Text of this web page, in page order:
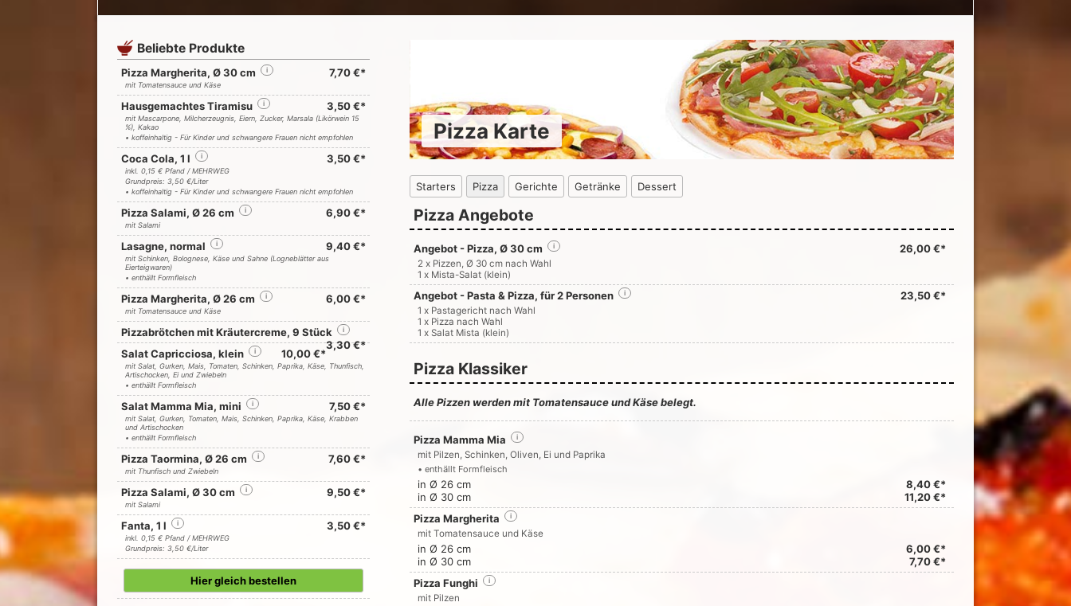
Beliebte Produkte
Pizza Margherita, Ø 30 cm i 7,70 €*
mit Tomatensauce und Käse
Hausgemachtes Tiramisu i 3,50 €*
mit Mascarpone, Milcherzeugnis, Eiern, Zucker, Marsala (Likörwein 15
%), Kakao
• koffeinhaltig - Für Kinder und schwangere Frauen nicht empfohlen
Coca Cola, 1 l i 3,50 €*
inkl. 0,15 € Pfand / MEHRWEG
Grundpreis: 3,50 €/Liter
• koffeinhaltig - Für Kinder und schwangere Frauen nicht empfohlen
Pizza Salami, Ø 26 cm i 6,90 €*
mit Salami
Lasagne, normal i 9,40 €*
mit Schinken, Bolognese, Käse und Sahne (Logneblätter aus
Eierteigwaren)
• enthällt Formfleisch
Pizza Margherita, Ø 26 cm i 6,00 €*
mit Tomatensauce und Käse
Pizzabrötchen mit Kräutercreme, 9 Stück i
3,30 €*
Salat Capricciosa, klein i 10,00 €*
mit Salat, Gurken, Mais, Tomaten, Schinken, Paprika, Käse, Thunfisch,
Artischocken, Ei und Zwiebeln
• enthällt Formfleisch
Salat Mamma Mia, mini i 7,50 €*
mit Salat, Gurken, Tomaten, Mais, Schinken, Paprika, Käse, Krabben
und Artischocken
• enthällt Formfleisch
Pizza Taormina, Ø 26 cm i 7,60 €*
mit Thunfisch und Zwiebeln
Pizza Salami, Ø 30 cm i 9,50 €*
mit Salami
Fanta, 1 l i 3,50 €*
inkl. 0,15 € Pfand / MEHRWEG
Grundpreis: 3,50 €/Liter
Hier gleich bestellen
Pizza Karte
Starters Pizza Gerichte Getränke Dessert
Pizza Angebote
Angebot - Pizza, Ø 30 cm 26,00 €*
i
2 x Pizzen, Ø 30 cm nach Wahl
1 x Mista-Salat (klein)
Angebot - Pasta & Pizza, für 2 Personen 23,50 €*
i
1 x Pastagericht nach Wahl
1 x Pizza nach Wahl
1 x Salat Mista (klein)
Pizza Klassiker
Alle Pizzen werden mit Tomatensauce und Käse belegt.
Pizza Mamma Mia i
mit Pilzen, Schinken, Oliven, Ei und Paprika
• enthällt Formfleisch
in Ø 26 cm
8,40 €*
in Ø 30 cm
11,20 €*
Pizza Margherita
i
mit Tomatensauce und Käse
in Ø 26 cm
6,00 €*
in Ø 30 cm
7,70 €*
Pizza Funghi
i
mit Pilzen